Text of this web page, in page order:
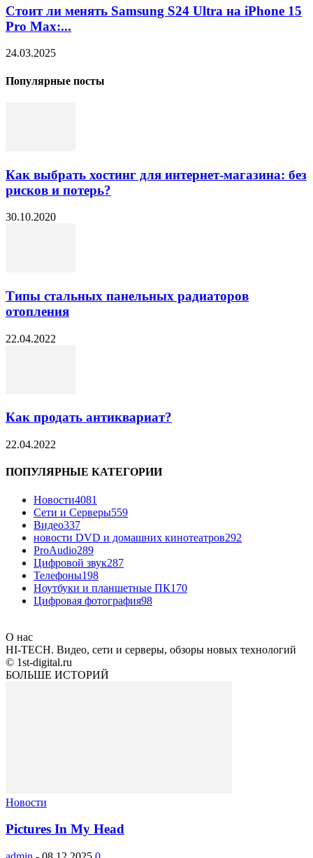
Стоит ли менять Samsung S24 Ultra на iPhone 15
Pro Max:...
24.03.2025
Популярные посты
Как выбрать хостинг для интернет-магазина: без
рисков и потерь?
30.10.2020
Типы стальных панельных радиаторов
отопления
22.04.2022
Как продать антиквариат?
22.04.2022
ПОПУЛЯРНЫЕ КАТЕГОРИИ
Новости4081
Сети и Серверы559
Видео337
новости DVD и домашних кинотеатров292
ProAudio289
Цифровой звук287
Телефоны198
Ноутбуки и планшетные ПК170
Цифровая фотография98
О нас
HI-TECH. Видео, сети и серверы, обзоры новых технологий
© 1st-digital.ru
БОЛЬШЕ ИСТОРИЙ
Новости
Pictures In My Head